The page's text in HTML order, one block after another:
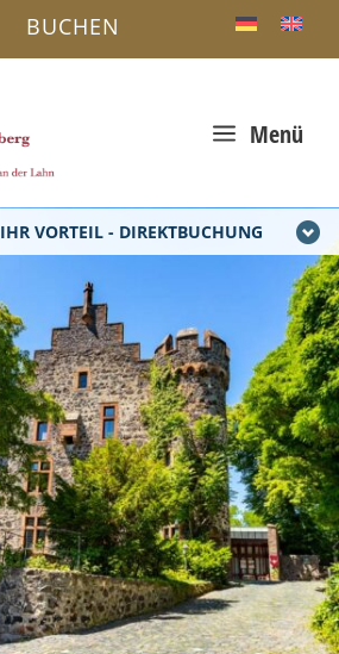
IHR VORTEIL - DIREKTBUCHUNG
a Menü
BUCHEN